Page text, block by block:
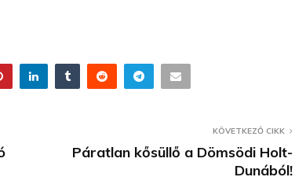
KÖVETKEZŐ CIKK
Páratlan kősüllő a Dömsödi Holt-
Dunából!